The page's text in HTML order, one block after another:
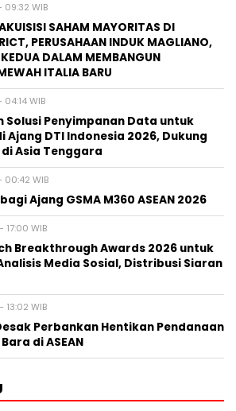
WIB
SAHAM MAYORITAS DI
PERUSAHAAN INDUK MAGLIANO,
DALAM MEMBANGUN
ITALIA BARU
WIB
Solusi Penyimpanan Data untuk
Ajang DTI Indonesia 2026, Dukung
Asia Tenggara
WIB
Ajang GSMA M360 ASEAN 2026
WIB
Breakthrough Awards 2026 untuk
Media Sosial, Distribusi Siaran
WIB
Perbankan Hentikan Pendanaan
di ASEAN